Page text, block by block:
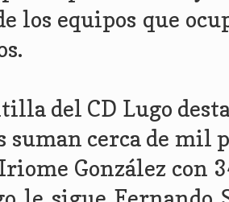
los equipos que
del CD Lugo
suman cerca de mil
González con